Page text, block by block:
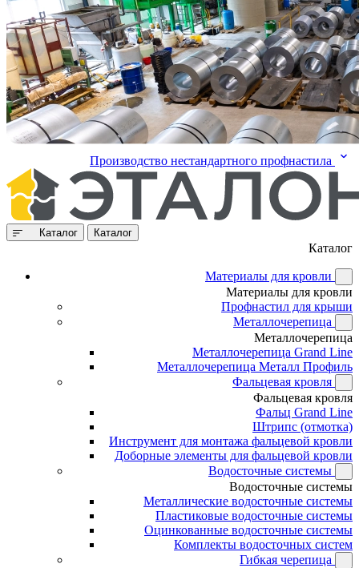
Производство нестандартного профнастила
Каталог Каталог
Каталог
Материалы для кровли
Материалы для кровли
Профнастил для крыши
Металлочерепица
Металлочерепица
Металлочерепица Grand Line
Металлочерепица Металл Профиль
Фальцевая кровля
Фальцевая кровля
Фальц Grand Line
Штрипс (отмотка)
Инструмент для монтажа фальцевой кровли
Доборные элементы для фальцевой кровли
Водосточные системы
Водосточные системы
Металлические водосточные системы
Пластиковые водосточные системы
Оцинкованные водосточные системы
Комплекты водосточных систем
Гибкая черепица